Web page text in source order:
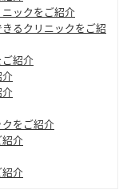
ックをご紹介
るクリニックをご紹
紹介
介
介
をご紹介
介
介